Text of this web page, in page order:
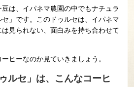
は、イパネマ農園の中でもナチュラ
」です。このドゥルセは、イパネマ
見られない、面白みを持ち合わせて
ヒーなのか見ていきましょう。
ルセ」は、こんなコーヒ